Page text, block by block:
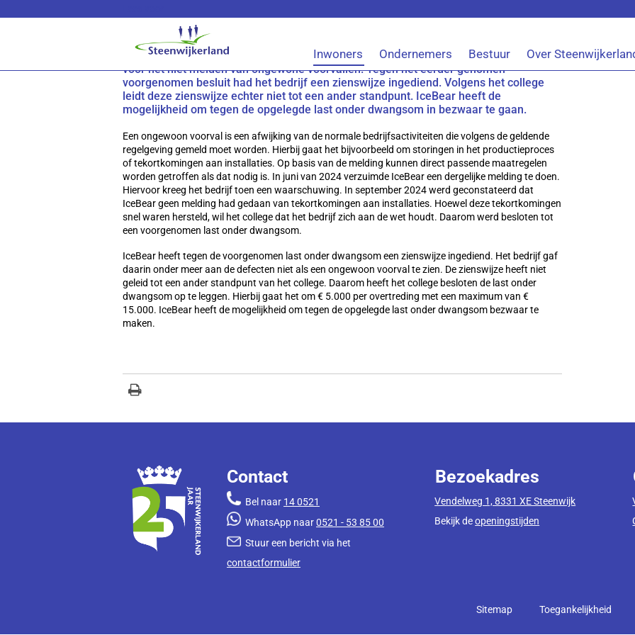
Inwoners Ondernemers Bestuur Over
Gemeente legt IceBear last onder dwangsom op
Het college van B&W heeft besloten IceBear een last onder dwangsom op te leggen
voor het niet melden van ongewone voorvallen. Tegen het eerder genomen
voorgenomen besluit had het bedrijf een zienswijze ingediend. Volgens het college
leidt deze zienswijze echter niet tot een ander standpunt. IceBear heeft de
mogelijkheid om tegen de opgelegde last onder dwangsom in bezwaar te gaan.
Een ongewoon voorval is een afwijking van de normale bedrijfsactiviteiten die volgens de geldende
regelgeving gemeld moet worden. Hierbij gaat het bijvoorbeeld om storingen in het productieproces
of tekortkomingen aan installaties. Op basis van de melding kunnen direct passende maatregelen
worden getroffen als dat nodig is. In juni van 2024 verzuimde IceBear een dergelijke melding te doen.
Hiervoor kreeg het bedrijf toen een waarschuwing. In september 2024 werd geconstateerd dat
IceBear geen melding had gedaan van tekortkomingen aan installaties. Hoewel deze tekortkomingen
snel waren hersteld, wil het college dat het bedrijf zich aan de wet houdt. Daarom werd besloten tot
een voorgenomen last onder dwangsom.
IceBear heeft tegen de voorgenomen last onder dwangsom een zienswijze ingediend. Het bedrijf gaf
daarin onder meer aan de defecten niet als een ongewoon voorval te zien. De zienswijze heeft niet
geleid tot een ander standpunt van het college. Daarom heeft het college besloten de last onder
dwangsom op te leggen. Hierbij gaat het om € 5.000 per overtreding met een maximum van €
15.000. IceBear heeft de mogelijkheid om tegen de opgelegde last onder dwangsom bezwaar te
maken.
Contact
Bel naar 14 0521
WhatsApp naar0521 - 53 85 00
Stuur een bericht via het
contactformulier
Bezoekadres
Vendelweg 1, 8331 XE Steenwijk
Bekijk deopeningstijden
Sitemap Toegankelijkheid